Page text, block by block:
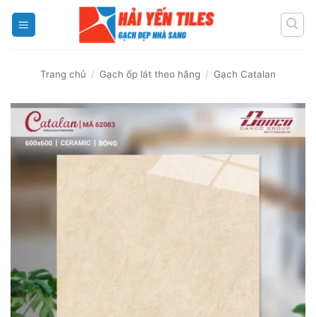
Trang chủ / Gạch ốp lát theo hãng / Gạch Catalan